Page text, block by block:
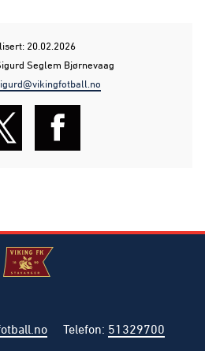
20.02.2026
Seglem Bjørnevaag
Telefon: 51329700